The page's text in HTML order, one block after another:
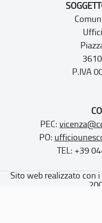
P.IVA
PEC:
PO:
TEL: +39
Sito web realizzato con